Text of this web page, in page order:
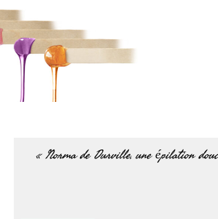
« Norma de Durville, une épilation